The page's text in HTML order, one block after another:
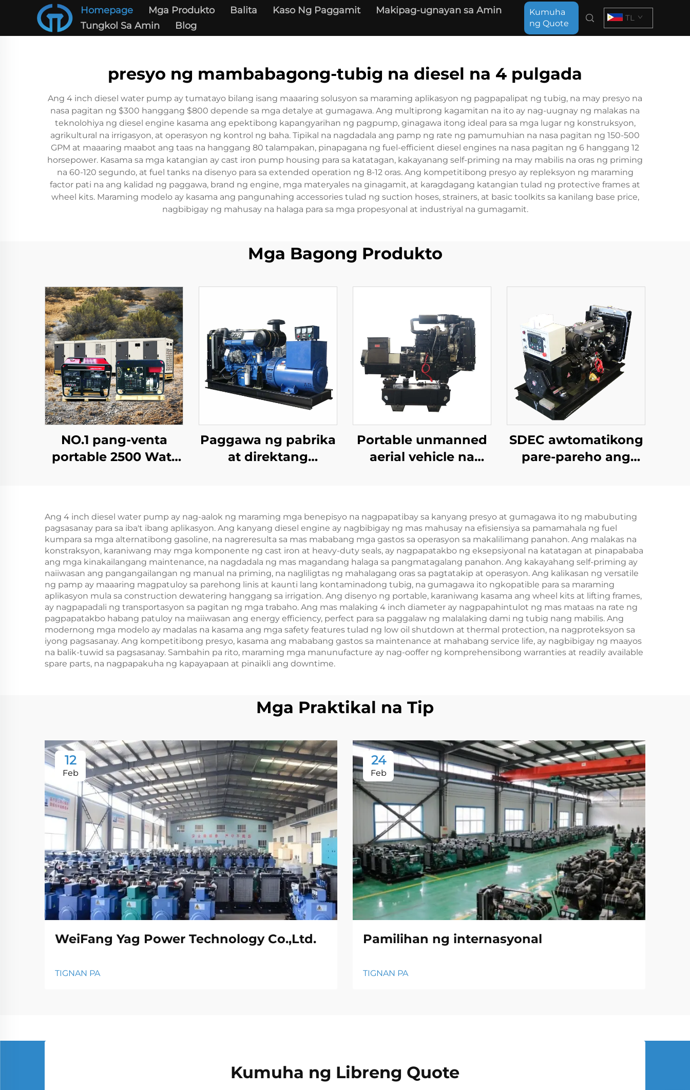
Homepage Mga Produkto Balita Kaso Ng Paggamit
Makipag-ugnayan sa Amin
Tungkol Sa Amin
Blog
Kumuha
ng Quote
TL
presyo ng mambabagong-tubig na diesel na 4 pulgada
Ang 4 inch diesel water pump ay tumatayo bilang isang maaaring solusyon sa maraming aplikasyon ng pagpapalipat ng tubig, na may presyo na
nasa pagitan ng $300 hanggang $800 depende sa mga detalye at gumagawa. Ang multiprong kagamitan na ito ay nag-uugnay ng malakas na
teknolohiya ng diesel engine kasama ang epektibong kapangyarihan ng pagpump, ginagawa itong ideal para sa mga lugar ng konstruksyon,
agrikultural na irrigasyon, at operasyon ng kontrol ng baha. Tipikal na nagdadala ang pamp ng rate ng pamumuhian na nasa pagitan ng 150-500
GPM at maaaring maabot ang taas na hanggang 80 talampakan, pinapagana ng fuel-efficient diesel engines na nasa pagitan ng 6 hanggang 12
horsepower. Kasama sa mga katangian ay cast iron pump housing para sa katatagan, kakayanang self-priming na may mabilis na oras ng priming
na 60-120 segundo, at fuel tanks na disenyo para sa extended operation ng 8-12 oras. Ang kompetitibong presyo ay repleksyon ng maraming
factor pati na ang kalidad ng paggawa, brand ng engine, mga materyales na ginagamit, at karagdagang katangian tulad ng protective frames at
wheel kits. Maraming modelo ay kasama ang pangunahing accessories tulad ng suction hoses, strainers, at basic toolkits sa kanilang base price,
nagbibigay ng mahusay na halaga para sa mga propesyonal at industriyal na gumagamit.
Mga Bagong Produkto
NO.1 pang-venta
portable 2500 Watt
Paggawa ng pabrika
at direktang
generator set
Portable unmanned
aerial vehicle na
SDEC awtomatikong
pare-pareho ang
Ang 4 inch diesel water pump ay nag-aalok ng maraming mga benepisyo na nagpapatibay sa kanyang presyo at gumagawa ito ng mabubuting
pagsasanay para sa iba't ibang aplikasyon. Ang kanyang diesel engine ay nagbibigay ng mas mahusay na efisiensiya sa pamamahala ng fuel
kumpara sa mga alternatibong gasoline, na nagreresulta sa mas mababang mga gastos sa operasyon sa makalilimang panahon. Ang malakas na
konstraksyon, karaniwang may mga komponente ng cast iron at heavy-duty seals, ay nagpapatakbo ng eksepsiyonal na katatagan at pinapababa
ang mga kinakailangang maintenance, na nagdadala ng mas magandang halaga sa pangmatagalang panahon. Ang kakayahang self-priming ay
naiiwasan ang pangangailangan ng manual na priming, na nagliligtas ng mahalagang oras sa pagtatakip at operasyon. Ang kalikasan ng versatile
ng pamp ay maaaring magpatuloy sa parehong linis at kaunti lang kontaminadong tubig, na gumagawa ito ngkopatible para sa maraming
aplikasyon mula sa construction dewatering hanggang sa irrigation. Ang disenyo ng portable, karaniwang kasama ang wheel kits at lifting frames,
ay nagpapadali ng transportasyon sa pagitan ng mga trabaho. Ang mas malaking 4 inch diameter ay nagpapahintulot ng mas mataas na rate ng
pagpapatakbo habang patuloy na maiiwasan ang energy efficiency, perfect para sa paggalaw ng malalaking dami ng tubig nang mabilis. Ang
modernong mga modelo ay madalas na kasama ang mga safety features tulad ng low oil shutdown at thermal protection, na nagproteksyon sa
iyong pagsasanay. Ang kompetitibong presyo, kasama ang mababang gastos sa maintenance at mahabang service life, ay nagbibigay ng maayos
na balik-tuwid sa pagsasanay. Sambahin pa rito, maraming mga manunufacture ay nag-ooffer ng komprehensibong warranties at readily available
spare parts, na nagpapakuha ng kapayapaan at pinaikli ang downtime.
Mga Praktikal na Tip
12
Feb
WeiFang Yag Power Technology Co.,Ltd.
TIGNAN PA
24
Feb
Pamilihan ng internasyonal
TIGNAN PA
Kumuha ng Libreng Quote